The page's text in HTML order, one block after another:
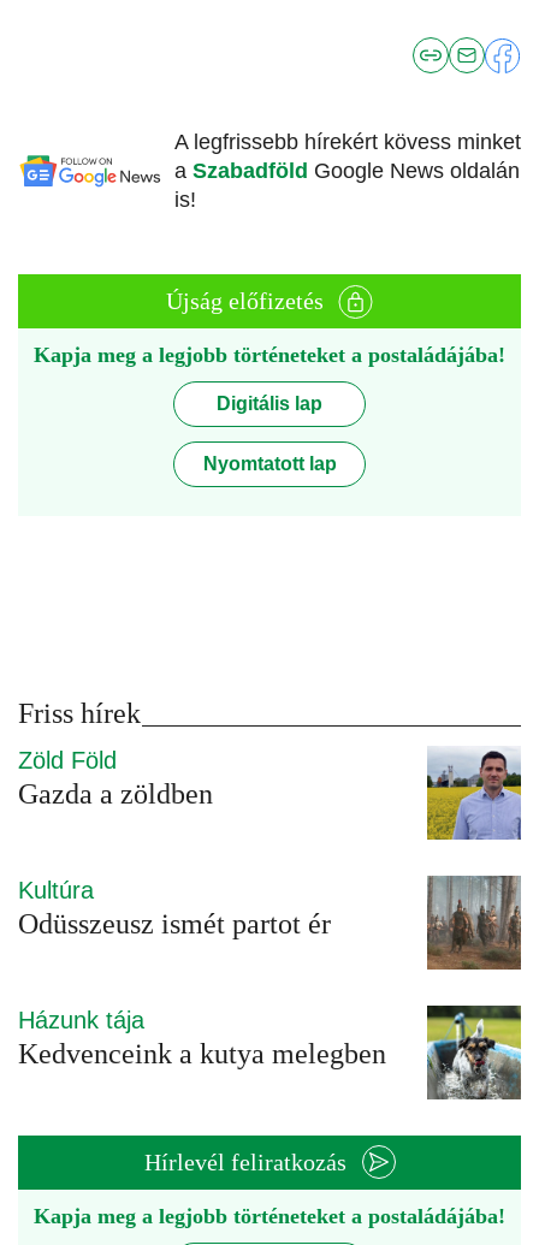
A legfrissebb hírekért kövess minket
a Szabadföld Google News oldalán
is!
Újság előfizetés
Kapja meg a legjobb történeteket a postaládájába!
Digitális lap
Nyomtatott lap
Friss hírek
Zöld Föld
Gazda a zöldben
Kultúra
Odüsszeusz ismét partot ér
Házunk tája
Kedvenceink a kutya melegben
Hírlevél feliratkozás
Kapja meg a legjobb történeteket a postaládájába!